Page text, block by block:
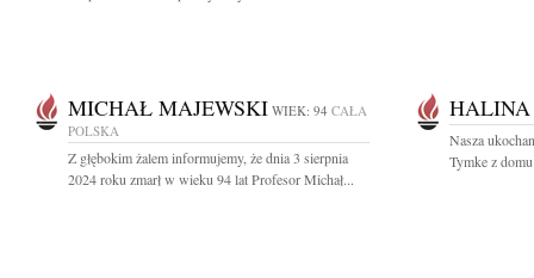
MICHAŁ MAJEWSKI WIEK: 94 CAŁA
POLSKA
Z głębokim żalem informujemy, że dnia 3 sierpnia
2024 roku zmarł w wieku 94 lat Profesor Michał...
Nasza
Tymke z